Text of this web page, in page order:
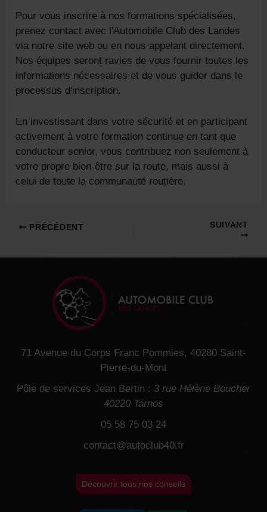
Pour vous inscrire à nos formations spécialisées,
prenez contact avec l'Automobile Club des Landes
via notre site web ou en nous appelant directement.
Nos équipes seront ravies de vous fournir toutes les
informations nécessaires et de vous guider dans le
processus d'inscription.
En investissant dans votre sécurité et en participant
activement à votre formation continue en tant que
conducteur senior, vous contribuez non seulement à
votre propre bien-être sur la route, mais aussi à
celui de toute la communauté routière.
Navigation
articles
PRÉCÉDENT SUIVANT
71 Avenue du Corps Franc Pommies, 40280 Saint-
Pierre-du-Mont
Pôle de services Jean Bertin : 3 rue Hélène Boucher
40220 Tarnos
05 58 75 03 24
contact@autoclub40.fr
Découvrir tous nos conseils